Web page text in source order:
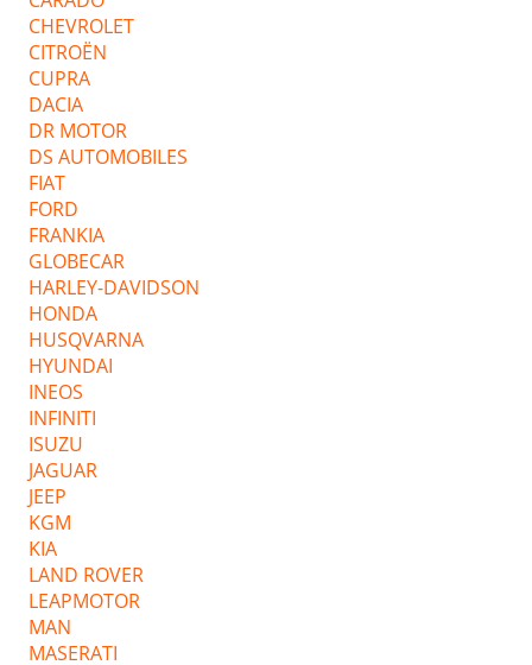
CHEVROLET
CITROËN
CUPRA
DACIA
DR MOTOR
DS AUTOMOBILES
FIAT
FORD
FRANKIA
GLOBECAR
HARLEY-DAVIDSON
HONDA
HUSQVARNA
HYUNDAI
INEOS
INFINITI
ISUZU
JAGUAR
JEEP
KGM
KIA
LAND ROVER
LEAPMOTOR
MAN
MASERATI